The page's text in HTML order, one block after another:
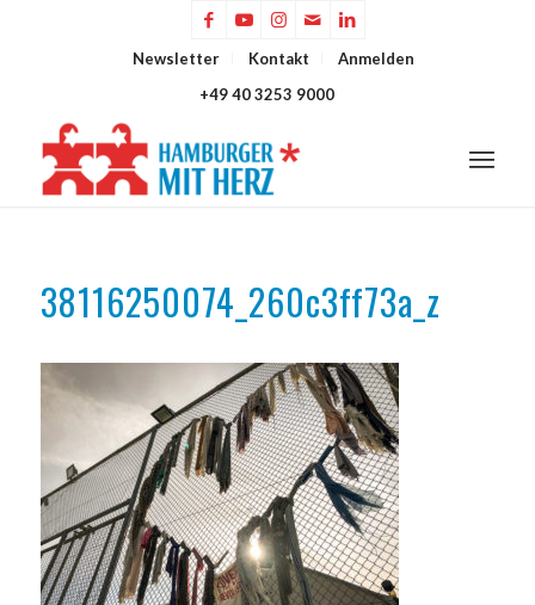
Newsletter Kontakt
Anmelden
+49 40 3253 9000
38116250074_260c3ff73a_z